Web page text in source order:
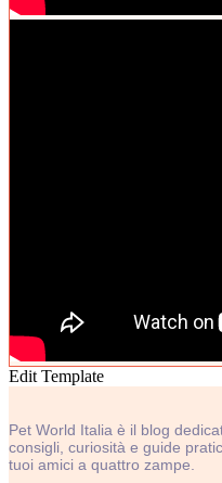
Edit Template
Pet World Italia è il blog
consigli, curiosità e guide
tuoi amici a quattro zampe.